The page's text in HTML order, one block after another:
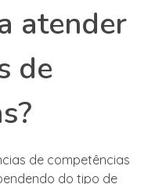
atender
de
de competências
do tipo de